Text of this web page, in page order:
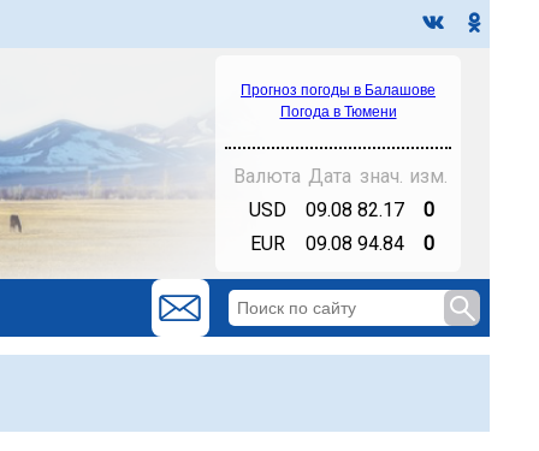
Прогноз погоды в Балашове
Погода в Тюмени
Валюта Дата знач. изм.
USD
09.08 82.17
0
EUR
09.08 94.84 0